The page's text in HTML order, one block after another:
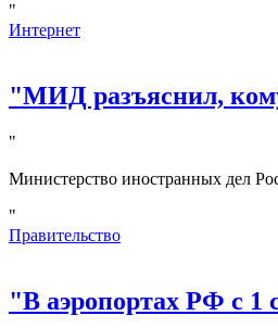
"
Интернет
"МИД разъяснил,
"
Министерство иностранных дел
"
Правительство
"В аэропортах РФ с 1